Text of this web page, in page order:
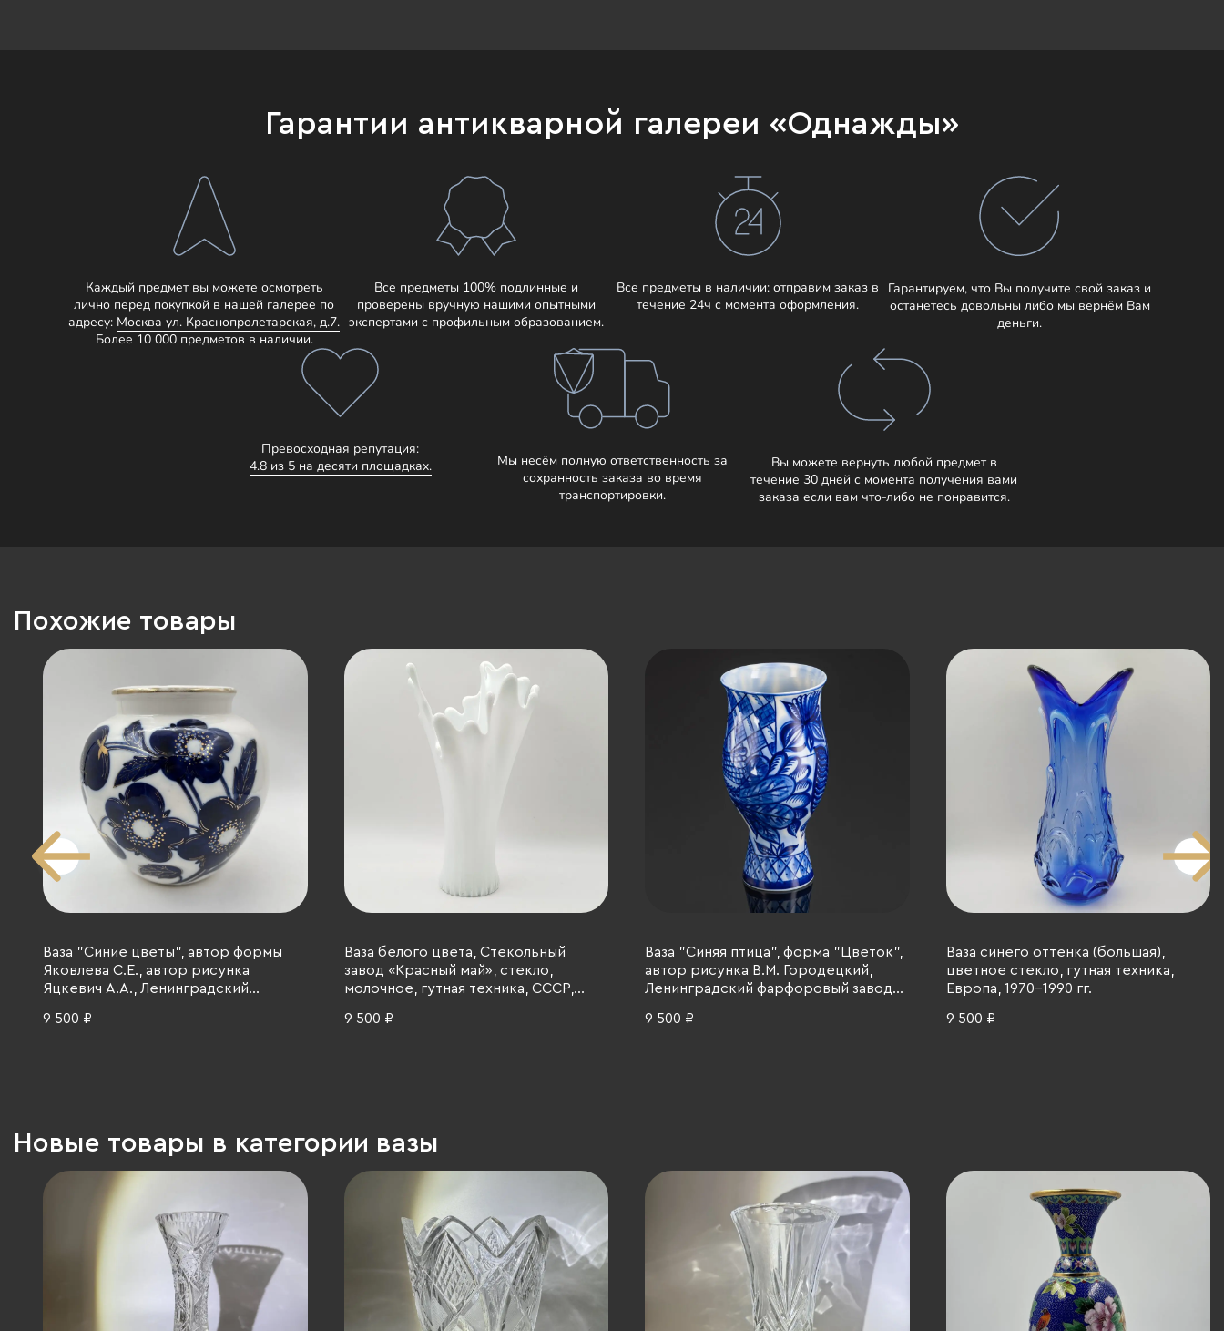
Гарантии антикварной галереи «Однажды»
Каждый предмет вы можете осмотреть
лично перед покупкой в нашей галерее по
адресу: Москва ул. Краснопролетарская, д.7.
Более 10 000 предметов в наличии.
Все предметы 100% подлинные и
проверены вручную нашими опытными
экспертами с профильным образованием.
Все предметы в наличии: отправим заказ в
течение 24ч с момента оформления.
Гарантируем, что Вы получите свой заказ и
останетесь довольны либо мы вернём Вам
деньги.
Превосходная репутация:
4.8 из 5 на десяти площадках.
Мы несём полную ответственность за
сохранность заказа во время
транспортировки.
Вы можете вернуть любой предмет в
течение 30 дней с момента получения вами
заказа если вам что-либо не понравится.
Похожие товары
Ваза "Синие цветы", автор формы
Яковлева С.Е., автор рисунка
Яцкевич А.А., Ленинградский
роспись кобальтом, золочение,
9 500 ₽
Ваза белого цвета, Стекольный
завод «Красный май», стекло,
молочное, гутная техника, СССР,
9 500 ₽
Ваза "Синяя птица", форма "Цветок",
автор рисунка В.М. Городецкий,
Ленинградский фарфоровый завод
1970 гг.
9 500 ₽
Ваза синего оттенка (большая),
цветное стекло, гутная техника,
Европа, 1970-1990 гг.
9 500 ₽
Новые товары в категории вазы